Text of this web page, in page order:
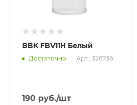
BBK FBV11H Белый
Достаточно Арт.: 326736
190 руб./шт